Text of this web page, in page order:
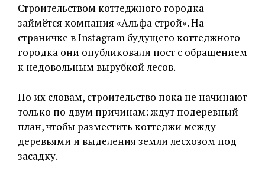
Строительством коттеджного городка
займётся компания «Альфа строй». На
страничке в Instagram будущего коттеджного
городка они опубликовали пост с обращением
к недовольным вырубкой лесов.
По их словам, строительство пока не начинают
только по двум причинам: ждут подеревный
план, чтобы разместить коттеджи между
деревьями и выделения земли лесхозом под
засадку.